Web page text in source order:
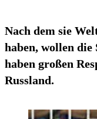
Nach dem sie
haben, wollen die
haben großen
Russland.